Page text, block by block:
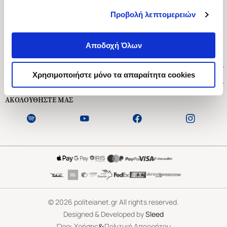
Προβολή λεπτομερειών
Αποδοχή Όλων
Χρησιμοποιήστε μόνο τα απαραίτητα cookies
Ασκληπιού 1-3, Αθήνα 106 79
Δευτέρα - Παρασκευή 09:00-21:00
Εξυπηρέτηση Πελατών
ΑΚΟΛΟΥΘΗΣΤΕ ΜΑΣ
©2026 politeianet.gr All rights reserved.
Designed & Developed bySleed